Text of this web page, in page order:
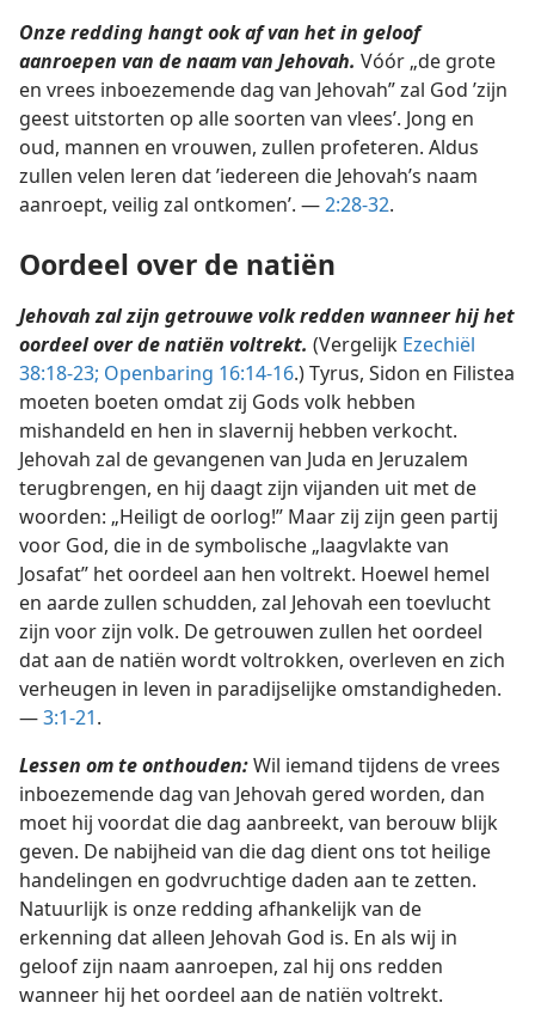
Onze redding hangt ook af van het in geloof
aanroepen van de naam van Jehovah. Vóór „de grote
en vrees inboezemende dag van Jehovah” zal God ’zijn
geest uitstorten op alle soorten van vlees’. Jong en
oud, mannen en vrouwen, zullen profeteren. Aldus
zullen velen leren dat ’iedereen die Jehovah’s naam
aanroept, veilig zal ontkomen’. —2:28-32.
Oordeel over de natiën
Jehovah zal zijn getrouwe volk redden wanneer hij het
oordeel over de natiën voltrekt. (Vergelijk Ezechiël
38:18-23; Openbaring 16:14-16.) Tyrus, Sidon en Filistea
moeten boeten omdat zij Gods volk hebben
mishandeld en hen in slavernij hebben verkocht.
Jehovah zal de gevangenen van Juda en Jeruzalem
terugbrengen, en hij daagt zijn vijanden uit met de
woorden: „Heiligt de oorlog!” Maar zij zijn geen partij
voor God, die in de symbolische „laagvlakte van
Josafat” het oordeel aan hen voltrekt. Hoewel hemel
en aarde zullen schudden, zal Jehovah een toevlucht
zijn voor zijn volk. De getrouwen zullen het oordeel
dat aan de natiën wordt voltrokken, overleven en zich
verheugen in leven in paradijselijke omstandigheden.
—3:1-21.
Lessen om te onthouden:Wil iemand tijdens de vrees
inboezemende dag van Jehovah gered worden, dan
moet hij voordat die dag aanbreekt, van berouw blijk
geven. De nabijheid van die dag dient ons tot heilige
handelingen en godvruchtige daden aan te zetten.
Natuurlijk is onze redding afhankelijk van de
erkenning dat alleen Jehovah God is. En als wij in
geloof zijn naam aanroepen, zal hij ons redden
wanneer hij het oordeel aan de natiën voltrekt.